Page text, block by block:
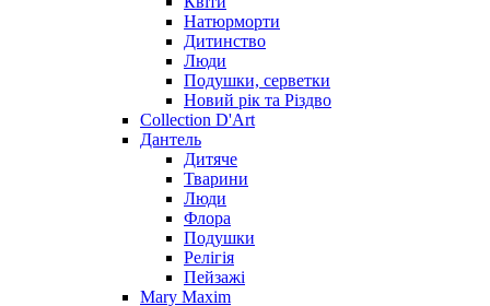
Натюрморти
Дитинство
Люди
Подушки, серветки
Новий рік та Різдво
Collection D'Art
Дантель
Дитяче
Тварини
Люди
Флора
Подушки
Релігія
Пейзажі
Mary Maxim